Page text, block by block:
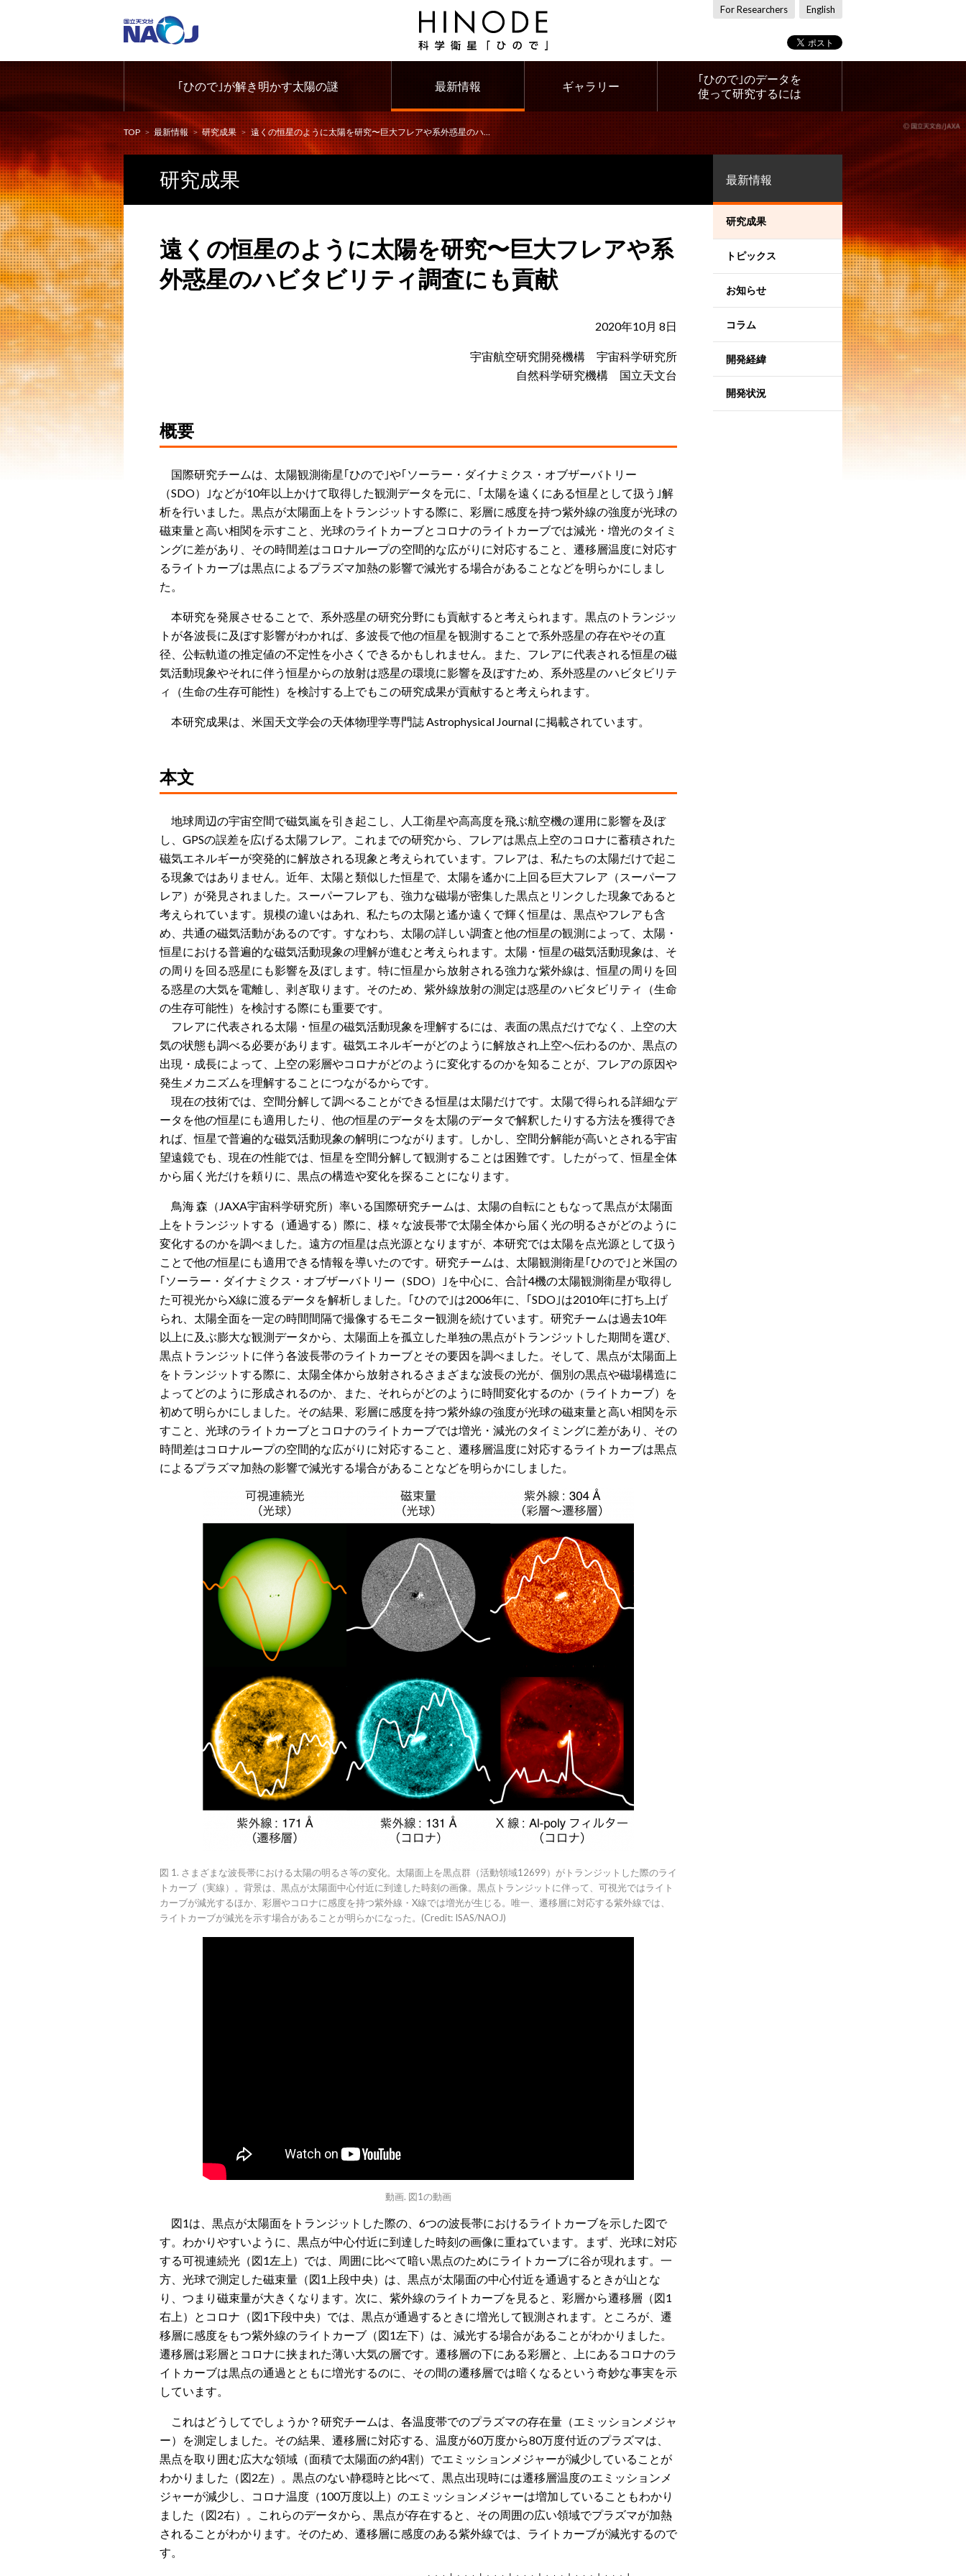
For Researchers English
｢ひので｣が解き明かす太陽の謎 最新情報 ギャラリー
｢ひので｣のデータを
使って研究するには
TOP 最新情報 研究成果 遠くの恒星のように太陽を研究〜巨大フレアや系外惑星のハビタビリティ調査にも貢献
研究成果
遠くの恒星のように太陽を研究〜巨大フレアや系
外惑星のハビタビリティ調査にも貢献
2020年10月 8日
宇宙航空研究開発機構 宇宙科学研究所
自然科学研究機構 国立天文台
概要
国際研究チームは、太陽観測衛星｢ひので｣や｢ソーラー・ダイナミクス・オブザーバトリー
（SDO）｣などが10年以上かけて取得した観測データを元に、｢太陽を遠くにある恒星として扱う｣解
析を行いました。黒点が太陽面上をトランジットする際に、彩層に感度を持つ紫外線の強度が光球の
磁束量と高い相関を示すこと、光球のライトカーブとコロナのライトカーブでは減光・増光のタイミ
ングに差があり、その時間差はコロナループの空間的な広がりに対応すること、遷移層温度に対応す
るライトカーブは黒点によるプラズマ加熱の影響で減光する場合があることなどを明らかにしまし
た。
本研究を発展させることで、系外惑星の研究分野にも貢献すると考えられます。黒点のトランジッ
トが各波長に及ぼす影響がわかれば、多波長で他の恒星を観測することで系外惑星の存在やその直
径、公転軌道の推定値の不定性を小さくできるかもしれません。また、フレアに代表される恒星の磁
気活動現象やそれに伴う恒星からの放射は惑星の環境に影響を及ぼすため、系外惑星のハビタビリテ
ィ（生命の生存可能性）を検討する上でもこの研究成果が貢献すると考えられます。
本研究成果は、米国天文学会の天体物理学専門誌 Astrophysical Journal に掲載されています。
本文
地球周辺の宇宙空間で磁気嵐を引き起こし、人工衛星や高高度を飛ぶ航空機の運用に影響を及ぼ
し、GPSの誤差を広げる太陽フレア。これまでの研究から、フレアは黒点上空のコロナに蓄積された
磁気エネルギーが突発的に解放される現象と考えられています。フレアは、私たちの太陽だけで起こ
る現象ではありません。近年、太陽と類似した恒星で、太陽を遙かに上回る巨大フレア（スーパーフ
レア）が発見されました。スーパーフレアも、強力な磁場が密集した黒点とリンクした現象であると
考えられています。規模の違いはあれ、私たちの太陽と遙か遠くで輝く恒星は、黒点やフレアも含
め、共通の磁気活動があるのです。すなわち、太陽の詳しい調査と他の恒星の観測によって、太陽・
恒星における普遍的な磁気活動現象の理解が進むと考えられます。太陽・恒星の磁気活動現象は、そ
の周りを回る惑星にも影響を及ぼします。特に恒星から放射される強力な紫外線は、恒星の周りを回
る惑星の大気を電離し、剥ぎ取ります。そのため、紫外線放射の測定は惑星のハビタビリティ（生命
の生存可能性）を検討する際にも重要です。
フレアに代表される太陽・恒星の磁気活動現象を理解するには、表面の黒点だけでなく、上空の大
気の状態も調べる必要があります。磁気エネルギーがどのように解放され上空へ伝わるのか、黒点の
出現・成長によって、上空の彩層やコロナがどのように変化するのかを知ることが、フレアの原因や
発生メカニズムを理解することにつながるからです。
現在の技術では、空間分解して調べることができる恒星は太陽だけです。太陽で得られる詳細なデ
ータを他の恒星にも適用したり、他の恒星のデータを太陽のデータで解釈したりする方法を獲得でき
れば、恒星で普遍的な磁気活動現象の解明につながります。しかし、空間分解能が高いとされる宇宙
望遠鏡でも、現在の性能では、恒星を空間分解して観測することは困難です。したがって、恒星全体
から届く光だけを頼りに、黒点の構造や変化を探ることになります。
鳥海 森（JAXA宇宙科学研究所）率いる国際研究チームは、太陽の自転にともなって黒点が太陽面
上をトランジットする（通過する）際に、様々な波長帯で太陽全体から届く光の明るさがどのように
変化するのかを調べました。遠方の恒星は点光源となりますが、本研究では太陽を点光源として扱う
ことで他の恒星にも適用できる情報を導いたのです。研究チームは、太陽観測衛星｢ひので｣と米国の
｢ソーラー・ダイナミクス・オブザーバトリー（SDO）｣を中心に、合計4機の太陽観測衛星が取得し
た可視光からX線に渡るデータを解析しました。｢ひので｣は2006年に、｢SDO｣は2010年に打ち上げ
られ、太陽全面を一定の時間間隔で撮像するモニター観測を続けています。研究チームは過去10年
以上に及ぶ膨大な観測データから、太陽面上を孤立した単独の黒点がトランジットした期間を選び、
黒点トランジットに伴う各波長帯のライトカーブとその要因を調べました。そして、黒点が太陽面上
をトランジットする際に、太陽全体から放射されるさまざまな波長の光が、個別の黒点や磁場構造に
よってどのように形成されるのか、また、それらがどのように時間変化するのか（ライトカーブ）を
初めて明らかにしました。その結果、彩層に感度を持つ紫外線の強度が光球の磁束量と高い相関を示
すこと、光球のライトカーブとコロナのライトカーブでは増光・減光のタイミングに差があり、その
時間差はコロナループの空間的な広がりに対応すること、遷移層温度に対応するライトカーブは黒点
によるプラズマ加熱の影響で減光する場合があることなどを明らかにしました。
図 1. さまざまな波長帯における太陽の明るさ等の変化。太陽面上を黒点群（活動領域12699）がトランジットした際のライ
トカーブ（実線）。背景は、黒点が太陽面中心付近に到達した時刻の画像。黒点トランジットに伴って、可視光ではライト
カーブが減光するほか、彩層やコロナに感度を持つ紫外線・X線では増光が生じる。唯一、遷移層に対応する紫外線では、
ライトカーブが減光を示す場合があることが明らかになった。 (Credit: ISAS/NAOJ)
動画. 図1の動画
図1は、黒点が太陽面をトランジットした際の、6つの波長帯におけるライトカーブを示した図で
す。わかりやすいように、黒点が中心付近に到達した時刻の画像に重ねています。まず、光球に対応
する可視連続光（図1左上）では、周囲に比べて暗い黒点のためにライトカーブに谷が現れます。一
方、光球で測定した磁束量（図1上段中央）は、黒点が太陽面の中心付近を通過するときが山とな
り、つまり磁束量が大きくなります。次に、紫外線のライトカーブを見ると、彩層から遷移層（図1
右上）とコロナ（図1下段中央）では、黒点が通過するときに増光して観測されます。ところが、遷
移層に感度をもつ紫外線のライトカーブ（図1左下）は、減光する場合があることがわかりました。
遷移層は彩層とコロナに挟まれた薄い大気の層です。遷移層の下にある彩層と、上にあるコロナのラ
イトカーブは黒点の通過とともに増光するのに、その間の遷移層では暗くなるという奇妙な事実を示
しています。
これはどうしてでしょうか？研究チームは、各温度帯でのプラズマの存在量（エミッションメジャ
ー）を測定しました。その結果、遷移層に対応する、温度が60万度から80万度付近のプラズマは、
黒点を取り囲む広大な領域（面積で太陽面の約4割）でエミッションメジャーが減少していることが
わかりました（図2左）。黒点のない静穏時と比べて、黒点出現時には遷移層温度のエミッションメ
ジャーが減少し、コロナ温度（100万度以上）のエミッションメジャーは増加していることもわかり
ました（図2右）。これらのデータから、黒点が存在すると、その周囲の広い領域でプラズマが加熱
されることがわかります。そのため、遷移層に感度のある紫外線では、ライトカーブが減光するので
す。
最新情報
研究成果
トピックス
お知らせ
コラム
開発経緯
開発状況